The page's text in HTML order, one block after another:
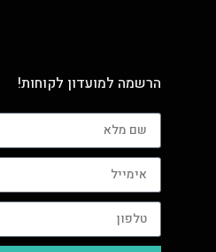
הרשמה למועדון לקוחות!